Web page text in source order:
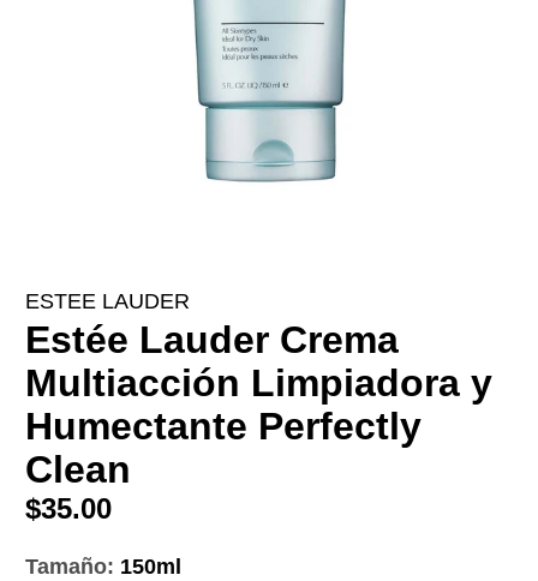
ESTEE LAUDER
Estée Lauder Crema
Multiacción Limpiadora y
Humectante Perfectly
Clean
$35.00
Tamaño: 150ml